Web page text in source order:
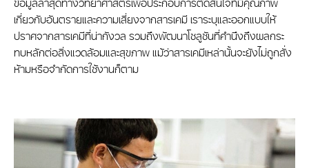
ข้อมูลล่าสุดทางวิทยาศาสตร์เพื่อประกอบการตัดสินใจที่มีคุณภาพ
เกี่ยวกับอันตรายและความเสี่ยงจากสารเคมี เราระบุและออกแบบให้
ปราศจากสารเคมีที่น่ากังวล รวมถึงพัฒนาโซลูชันที่คำนึงถึงผลกระ
ทบหลักต่อสิ่งแวดล้อมและสุขภาพ แม้ว่าสารเคมีเหล่านั้นจะยังไม่ถูกสั่ง
ห้ามหรือจำกัดการใช้งานก็ตาม